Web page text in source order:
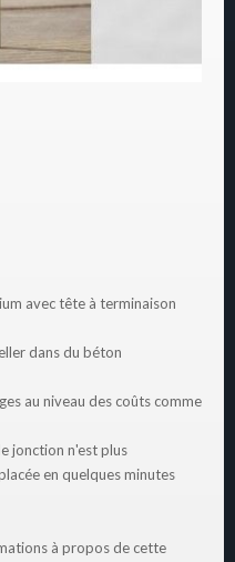
avec tête à terminaison
dans du béton
au niveau des coûts comme
jonction n'est plus
en quelques minutes
à propos de cette